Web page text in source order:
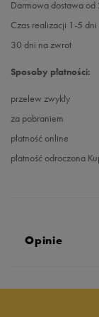
Darmowa dostawa od
Czas realizacji 1-5 dni
30 dni na zwrot
Sposoby płatności:
przelew zwykły
za pobraniem
płatność online
płatność odroczona
Opinie